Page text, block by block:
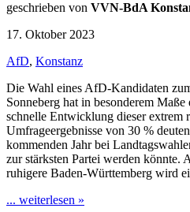
geschrieben von VVN-BdA
17. Oktober 2023
AfD, Konstanz
Die Wahl eines AfD-Kandidaten
Sonneberg hat in besonderem
schnelle Entwicklung dieser extrem
Umfrageergebnisse von 30 %
kommenden Jahr bei
zur stärksten Partei werden könnte.
ruhigere Baden-Württemberg wird
... weiterlesen »